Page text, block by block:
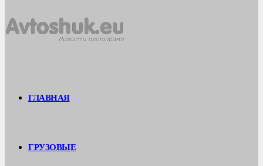
ГЛАВНАЯ
ГРУЗОВЫЕ